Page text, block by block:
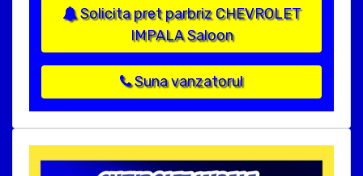
Solicita pret parbriz CHEVROLET
IMPALA Saloon
Suna vanzatorul